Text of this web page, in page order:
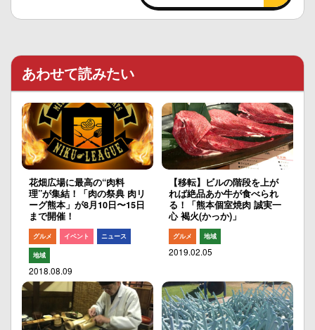
あわせて読みたい
花畑広場に最高の“肉料
理”が集結！「肉の祭典 肉リ
ーグ熊本」が8月10日〜15日
まで開催！
グルメ イベント ニュース
地域
2018.08.09
【移転】ビルの階段を上が
れば絶品あか牛が食べられ
る！「熊本個室焼肉 誠実一
心 褐火(かっか)」
グルメ 地域
2019.02.05